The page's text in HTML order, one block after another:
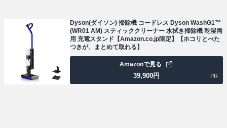
Dyson(ダイソン) 掃除機 コードレス Dyson WashG1™
(WR01 AM) スティッククリーナー 水拭き掃除機 乾湿両
用 充電スタンド【Amazon.co.jp限定】【ホコリとべた
つきが、まとめて取れる】
39,900円
Amazonで見る
PR